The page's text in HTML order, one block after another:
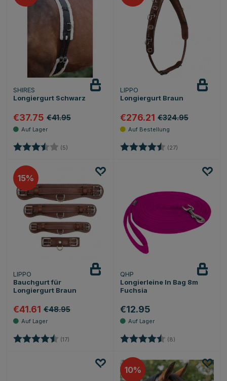
SHIRES
Longiergurt Schwarz
€37.75 €41.95
Bewertung: (5)
LIPPO
Longiergurt Braun
€276.21 €324.95
Bewertung: (27)
15
LIPPO
Bauchgurt für
Longiergurt Braun
€41.61 €48.95
Bewertung: (17) 4.5 von 5 Sternen
QHP
Longierleine In Bag 8m
Fuchsia
€12.95
Bewertung: (8)
10